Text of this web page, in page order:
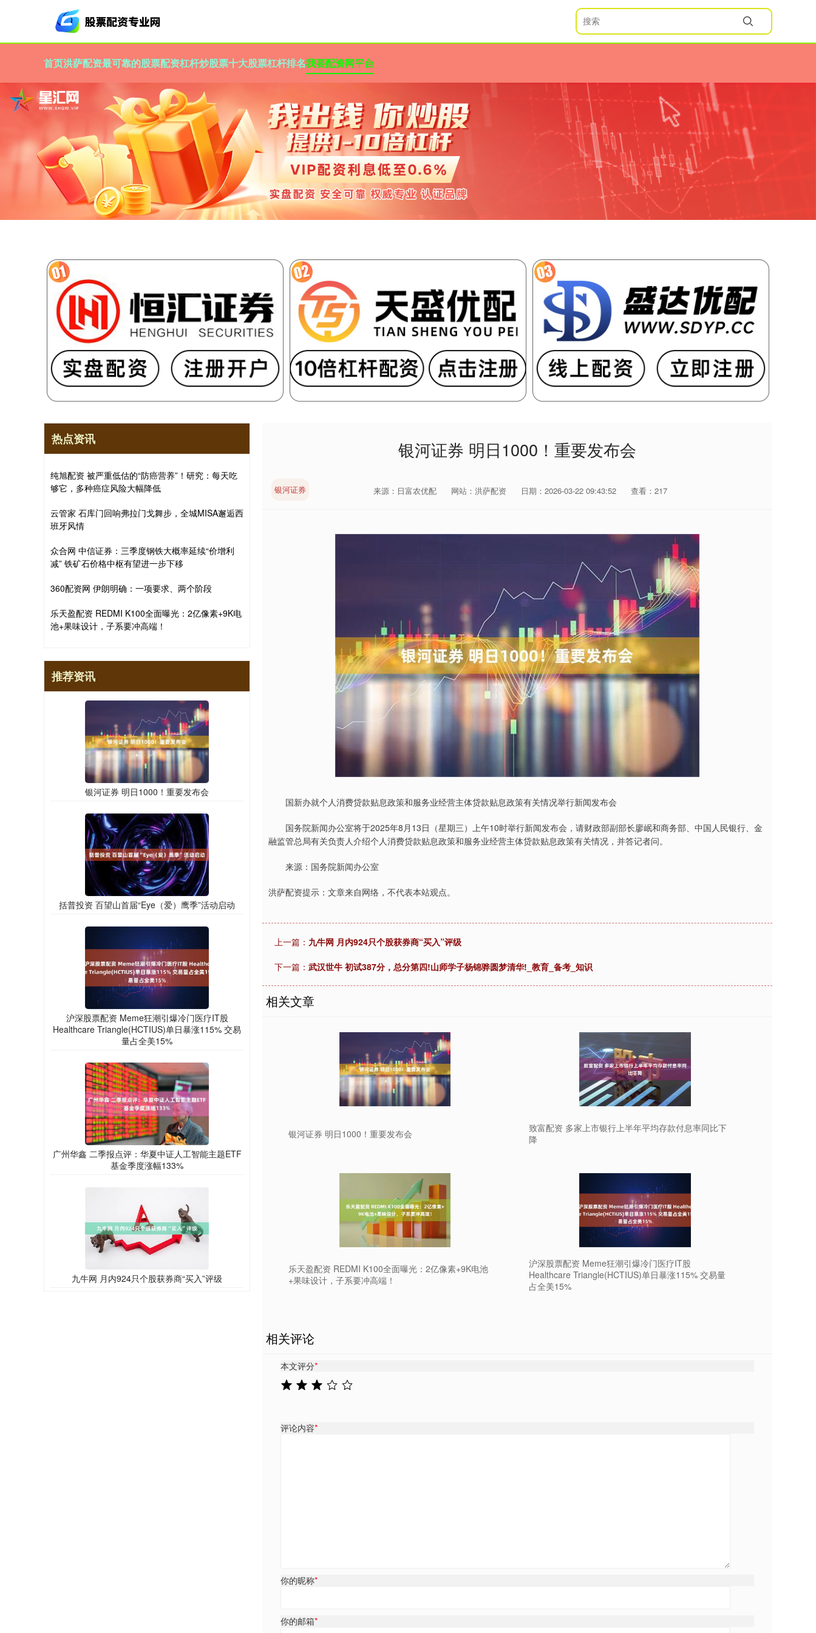
首页洪萨配资最可靠的股票配资杠杆炒股票十大股票杠杆排名我要配资网平台
银河证券 明日1000！重要发布会
银河证券 来源：日富农优配 网站：洪萨配资 日期：2026-03-22 09:43:52 查看：217
国新办就个人消费贷款贴息政策和服务业经营主体贷款贴息政策有关情况举行新闻发布会
国务院新闻办公室将于2025年8月13日（星期三）上午10时举行新闻发布会，请财政部副部长廖岷和商务部、中国人民银行、金
融监管总局有关负责人介绍个人消费贷款贴息政策和服务业经营主体贷款贴息政策有关情况，并答记者问。
来源：国务院新闻办公室
洪萨配资提示：文章来自网络，不代表本站观点。
上一篇： 九牛网 月内924只个股获券商“买入”评级
下一篇： 武汉世牛 初试387分，总分第四!山师学子杨锦骅圆梦清华!_教育_备考_知识
相关文章
银河证券 明日1000！重要发布会
致富配资 多家上市银行上半年平均存款付息率同比下
降
乐天盈配资 REDMI K100全面曝光：2亿像素+9K电池
+果味设计，子系要冲高端！
沪深股票配资 Meme狂潮引爆冷门医疗IT股
Healthcare Triangle(HCTIUS)单日暴涨115% 交易量
占全美15%
相关评论
本文评分*
评论内容*
你的昵称*
你的邮箱*
热点资讯
纯旭配资 被严重低估的“防癌营养”！研究：每天吃
够它，多种癌症风险大幅降低
云管家 石库门回响弗拉门戈舞步，全城MISA邂逅西
班牙风情
众合网 中信证券：三季度钢铁大概率延续“价增利
减” 铁矿石价格中枢有望进一步下移
360配资网 伊朗明确：一项要求、两个阶段
乐天盈配资 REDMI K100全面曝光：2亿像素+9K电
池+果味设计，子系要冲高端！
推荐资讯
银河证券 明日1000！重要发布会
括普投资 百望山首届“Eye（爱）鹰季”活动启动
沪深股票配资 Meme狂潮引爆冷门医疗IT股
Healthcare Triangle(HCTIUS)单日暴涨115% 交易
量占全美15%
广州华鑫 二季报点评：华夏中证人工智能主题ETF
基金季度涨幅133%
九牛网 月内924只个股获券商“买入”评级